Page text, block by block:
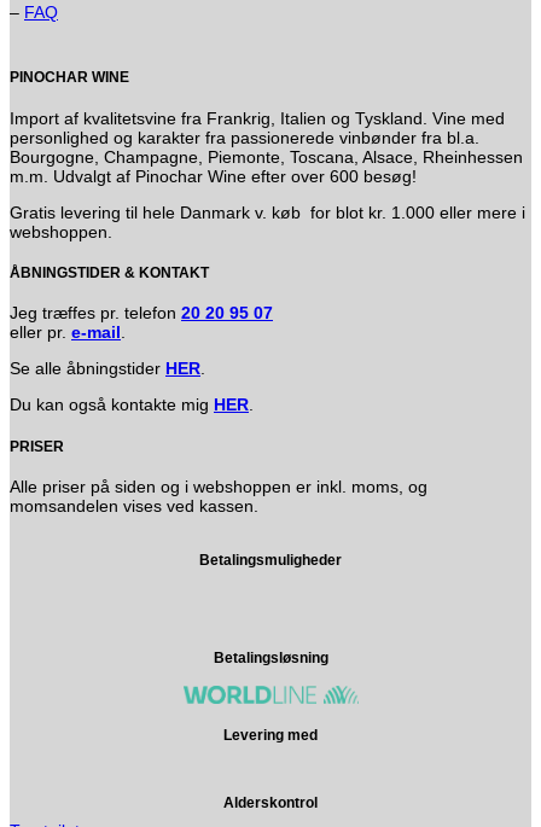
– FAQ
PINOCHAR WINE
Import af kvalitetsvine fra Frankrig, Italien og Tyskland. Vine med
personlighed og karakter fra passionerede vinbønder fra bl.a.
Bourgogne, Champagne, Piemonte, Toscana, Alsace, Rheinhessen
m.m. Udvalgt af Pinochar Wine efter over 600 besøg!
Gratis levering til hele Danmark v. køb for blot kr. 1.000 eller mere i
webshoppen.
ÅBNINGSTIDER & KONTAKT
Jeg træffes pr. telefon 20 20 95 07
eller pr. e-mail.
Se alle åbningstider HER.
Du kan også kontakte mig HER.
PRISER
Alle priser på siden og i webshoppen er inkl. moms, og
momsandelen vises ved kassen.
Betalingsmuligheder
Betalingsløsning
Levering med
Alderskontrol